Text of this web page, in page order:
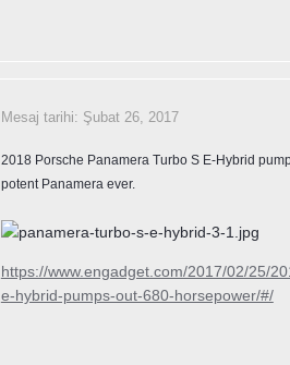
Mesaj tarihi: Şubat 26, 2017
2018 Porsche Panamera Turbo S E-Hybrid
potent Panamera ever.
https://www.engadget.com/2017/02/25/
e-hybrid-pumps-out-680-horsepower/#/